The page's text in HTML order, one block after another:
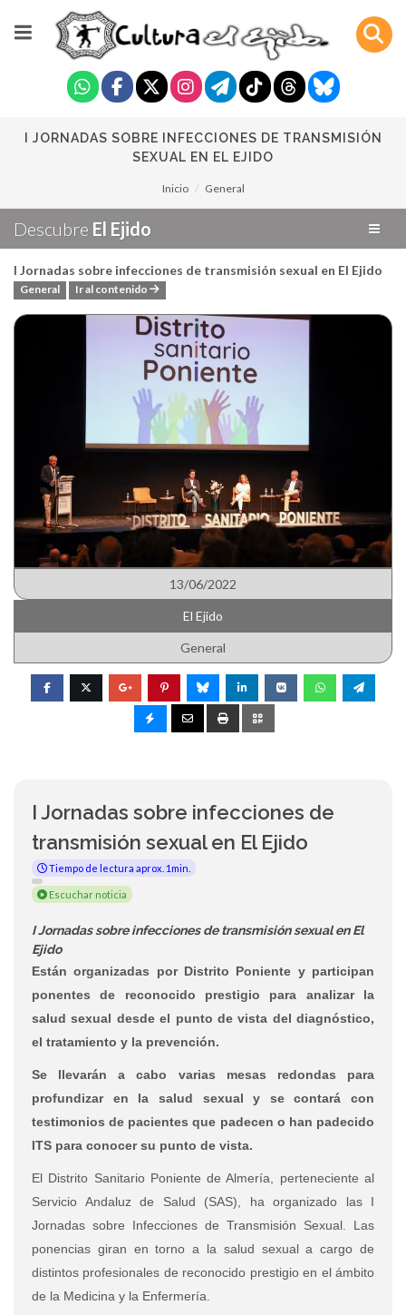
I JORNADAS SOBRE INFECCIONES DE TRANSMISIÓN
SEXUAL EN EL EJIDO
Inicio General
Descubre El Ejido
I Jornadas sobre infecciones de transmisión sexual en El Ejido
General Ir al contenido
13/06/2022
El Ejido
General
I Jornadas sobre infecciones de
transmisión sexual en El Ejido
Tiempo de lectura aprox. 1min.
Escuchar noticia
I Jornadas sobre infecciones de transmisión sexual en El
Ejido
Están organizadas por Distrito Poniente y participan
ponentes de reconocido prestigio para analizar la
salud sexual desde el punto de vista del diagnóstico,
el tratamiento y la prevención.
Se llevarán a cabo varias mesas redondas para
profundizar en la salud sexual y se contará con
testimonios de pacientes que padecen o han padecido
ITS para conocer su punto de vista.
El Distrito Sanitario Poniente de Almería, perteneciente al
Servicio Andaluz de Salud (SAS), ha organizado las I
Jornadas sobre Infecciones de Transmisión Sexual. Las
ponencias giran en torno a la salud sexual a cargo de
distintos profesionales de reconocido prestigio en el ámbito
de la Medicina y la Enfermería.